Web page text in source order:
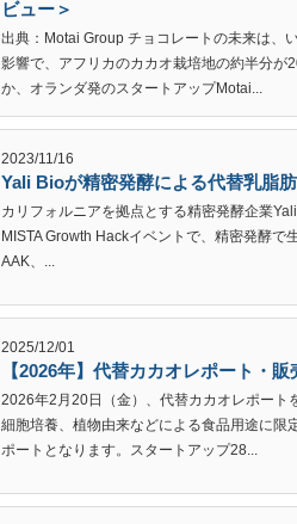
ビュー＞
出典：Motai Group チョコレートの未来は、
影響で、アフリカのカカオ栽培地の約半分が
か、オランダ発のスタートアップMotai...
2023/11/16
Yali Bioが精密発酵による代替乳脂
カリフォルニアを拠点とする精密発酵企業
MISTA Growth Hackイベントで、精密発酵で
AAK、...
2025/12/01
【2026年】代替カカオレポート・
2026年2月20日（金）、代替カカオレポート
細胞培養、植物由来などによる食品用途に限
ポートとなります。スタートアップ28...